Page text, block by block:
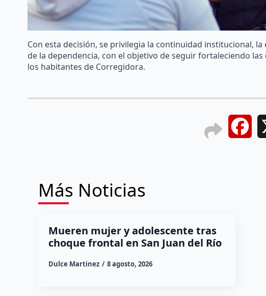
Con esta decisión, se privilegia la continuidad institucional,
de la dependencia, con el objetivo de seguir fortaleciendo
los habitantes de Corregidora.
Más Noticias
Mueren mujer y adolescente tras
choque frontal en San Juan del Río
Dulce Martinez 8 agosto, 2026